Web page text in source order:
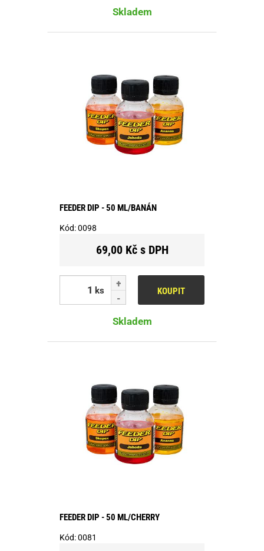
Skladem
FEEDER DIP - 50 ML/BANÁN
Kód:0098
69,00 Kč s DPH
ks KOUPIT
Skladem
FEEDER DIP - 50 ML/CHERRY
Kód:0081